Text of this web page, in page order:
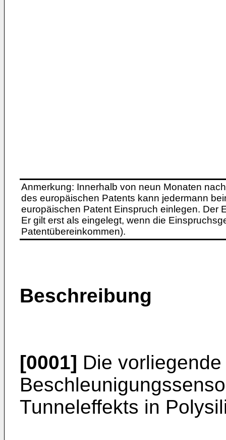
Anmerkung: Innerhalb von neun Monaten
des europäischen Patents kann jedermann
europäischen Patent Einspruch einlegen. Der
Er gilt erst als eingelegt, wenn die
Patentübereinkommen).
Beschreibung
[0001] Die
Tunneleffekts in